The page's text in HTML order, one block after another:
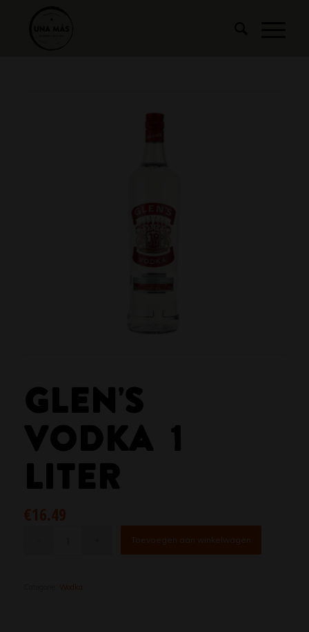
GLEN’S
VODKA 1
LITER
€16.49
Toevoegen aan winkelwagen
Wodka